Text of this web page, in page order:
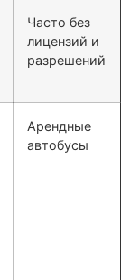
Часто без
лицензий и
разрешений
Арендные
автобусы